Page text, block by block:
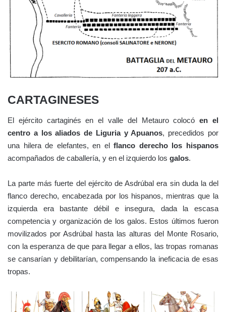
CARTAGINESES
El ejército cartaginés en el valle del Metauro colocóen el
centro a los aliados de Liguria y Apuanos, precedidos por
una hilera de elefantes, en elflanco derecho los hispanos
acompañados de caballería, y en el izquierdo los galos.
La parte más fuerte del ejército de Asdrúbal era sin duda la del
flanco derecho, encabezada por los hispanos, mientras que la
izquierda era bastante débil e insegura, dada la escasa
competencia y organización de los galos. Estos últimos fueron
movilizados por Asdrúbal hasta las alturas del Monte Rosario,
con la esperanza de que para llegar a ellos, las tropas romanas
se cansarían y debilitarían, compensando la ineficacia de esas
tropas.